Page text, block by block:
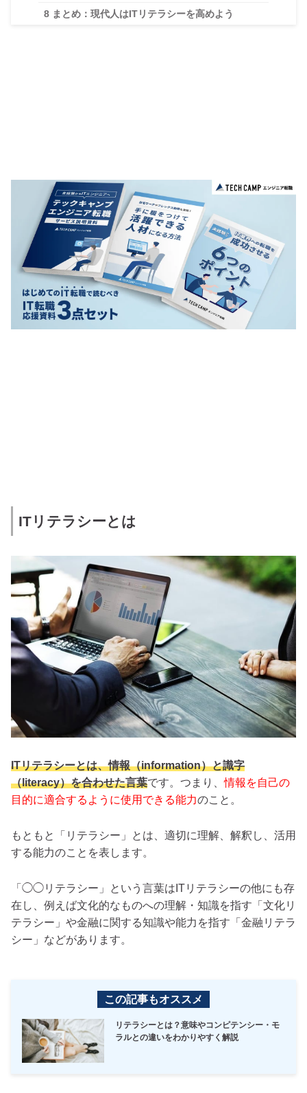
8 まとめ：現代人はITリテラシーを高めよう
ITリテラシーとは
ITリテラシーとは、情報（information）と識字
（literacy）を合わせた言葉です。つまり、情報を自己の
目的に適合するように使用できる能力のこと。
もともと「リテラシー」とは、適切に理解、解釈し、活用
する能力のことを表します。
「◯◯リテラシー」という言葉はITリテラシーの他にも存
在し、例えば文化的なものへの理解・知識を指す「文化リ
テラシー」や金融に関する知識や能力を指す「金融リテラ
シー」などがあります。
この記事もオススメ
リテラシーとは？意味やコンピテンシー・モ
ラルとの違いをわかりやすく解説